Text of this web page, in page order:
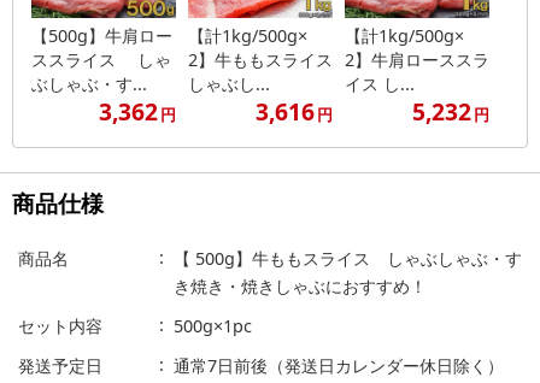
【500g】牛肩ロー
ススライス しゃ
ぶしゃぶ・す...
3,362円
【計1kg/500g×
2】牛ももスライス
しゃぶし...
3,616円
【計1kg/500g×
2】牛肩ローススラ
イス し...
5,232円
商品仕様
商品名
【 500g】牛ももスライス しゃぶしゃぶ・す
き焼き・焼きしゃぶにおすすめ！
セット内容
500g×1pc
発送予定日
通常7日前後（発送日カレンダー休日除く）